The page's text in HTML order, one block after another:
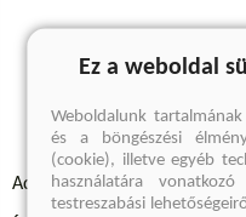
A keresett
Adatvédelmi szabályzatok
Ez a weboldal
Weboldalunk
és a böngészési
(cookie), illetve egyéb
használatára
testreszabási